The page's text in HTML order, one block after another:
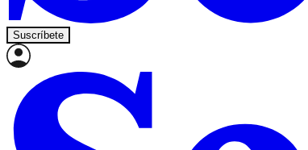
Suscríbete